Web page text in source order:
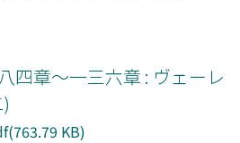
四章～一三六章 : ヴェーレ
KB)